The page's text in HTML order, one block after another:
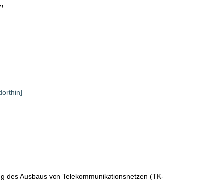
des Ausbaus von Telekommunikationsnetzen (TK-